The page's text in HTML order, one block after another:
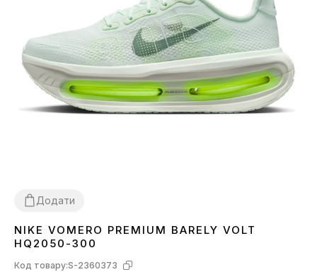
Додати
3840 4142434445
NIKE VOMERO PREMIUM BARELY VOLT
HQ2050-300
Код товару:S-2360373